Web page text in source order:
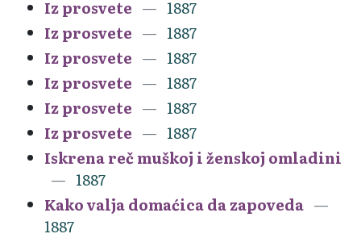
Iz prosvete
1887
Iz prosvete
1887
Iz prosvete
1887
Iz prosvete
1887
Iz prosvete
1887
Iz prosvete
1887
Iskrena reč muškoj i ženskoj omladini
1887
Kako valja domaćica da zapoveda
1887